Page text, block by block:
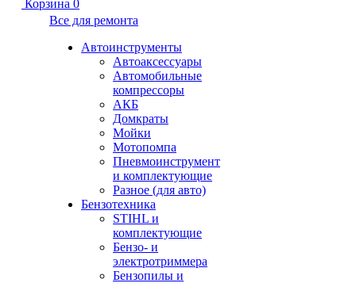
Корзина 0
Все для ремонта
Автоинструменты
Автоаксессуары
Автомобильные
компрессоры
АКБ
Домкраты
Мойки
Мотопомпа
Пневмоинструмент
и комплектующие
Разное (для авто)
Бензотехника
STIHL и
комплектующие
Бензо- и
электротриммера
Бензопилы и